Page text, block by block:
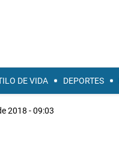
DE VIDA DEPORTES
2018 - 09:03